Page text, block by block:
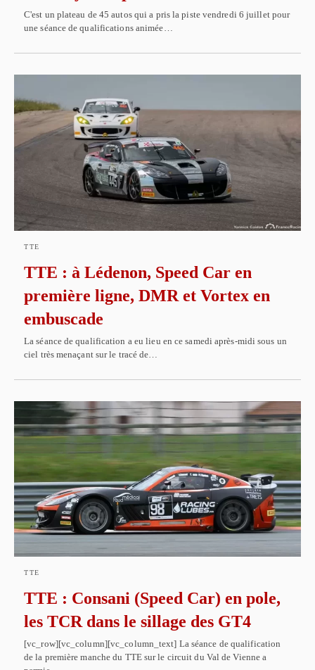
C'est un plateau de 45 autos qui a pris la piste vendredi 6 juillet pour
une séance de qualifications animée…
TTE
TTE : à Lédenon, Speed Car en
première ligne, DMR et Vortex en
embuscade
La séance de qualification a eu lieu en ce samedi après-midi sous un
ciel très menaçant sur le tracé de…
TTE
TTE : Consani (Speed Car) en pole,
les TCR dans le sillage des GT4
[vc_row][vc_column][vc_column_text] La séance de qualification
de la première manche du TTE sur le circuit du Val de Vienne a